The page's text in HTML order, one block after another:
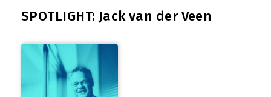
SPOTLIGHT: Jack van der Veen